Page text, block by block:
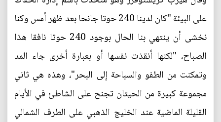
على البيئة "كان لدينا 240 حوتا جانحا بعد ظهر أمس وكنا
نخشى أن ينتهي بنا الحال بوجود 240 حوتا نافقا هذا
الصباح، "لكنها أنقذت نفسها أو بعبارة أخرى جاء المد
وتمكنت من الطفو والسباحة إلى البحر"، وهذه هي ثاني
مجموعة كبيرة من الحيتان تجنح على الشاطئ في الأيام
القليلة الماضية عند الخليج الذهبي على الطرف الشمالي